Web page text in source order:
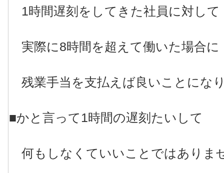
1時間遅刻をしてきた社員に対して
実際に8時間を超えて働いた場合に
残業手当を支払えば良いことにな
■かと言って1時間の遅刻たいして
何もしなくていいことではありま